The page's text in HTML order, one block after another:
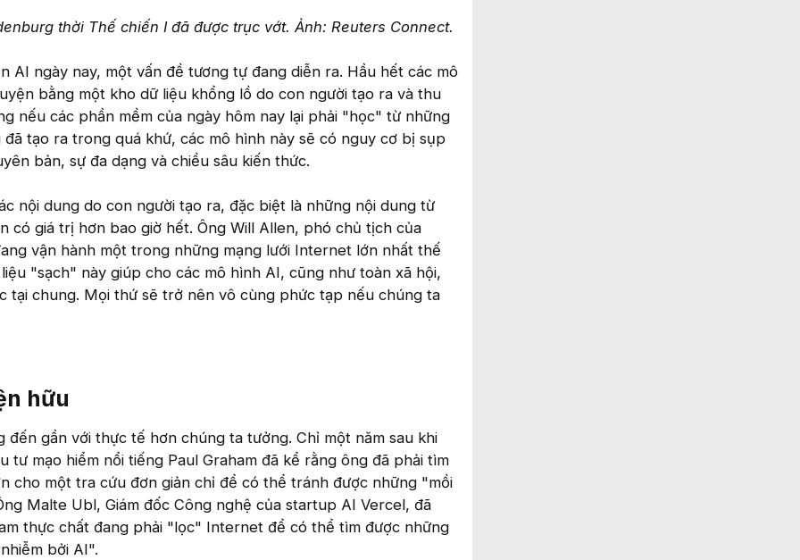
thời Thế chiến I đã được trục vớt. Ảnh: Reuters Connect.
AI ngày nay, một vấn đề tương tự đang diễn ra. Hầu hết các mô
bằng một kho dữ liệu khổng lồ do con người tạo ra và thu
nếu các phần mềm của ngày hôm nay lại phải "học" từ những
tạo ra trong quá khứ, các mô hình này sẽ có nguy cơ bị sụp
bản, sự đa dạng và chiều sâu kiến thức.
nội dung do con người tạo ra, đặc biệt là những nội dung từ
có giá trị hơn bao giờ hết. Ông Will Allen, phó chủ tịch của
vận hành một trong những mạng lưới Internet lớn nhất thế
"sạch" này giúp cho các mô hình AI, cũng như toàn xã hội,
tại chung. Mọi thứ sẽ trở nên vô cùng phức tạp nếu chúng ta
hữu
đến gần với thực tế hơn chúng ta tưởng. Chỉ một năm sau khi
tư mạo hiểm nổi tiếng Paul Graham đã kể rằng ông đã phải tìm
cho một tra cứu đơn giản chỉ để có thể tránh được những "mồi
Malte Ubl, Giám đốc Công nghệ của startup AI Vercel, đã
thực chất đang phải "lọc" Internet để có thể tìm được những
bởi AI".